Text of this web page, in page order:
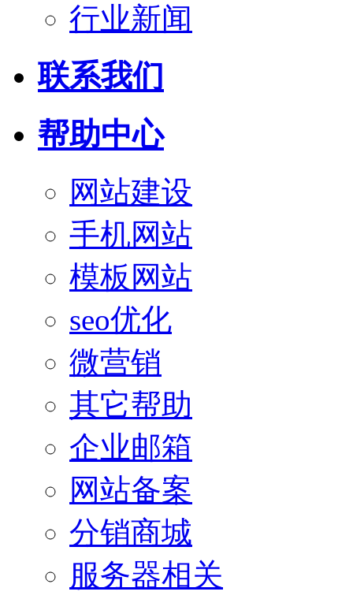
行业新闻
联系我们
帮助中心
网站建设
手机网站
模板网站
seo优化
微营销
其它帮助
企业邮箱
网站备案
分销商城
服务器相关